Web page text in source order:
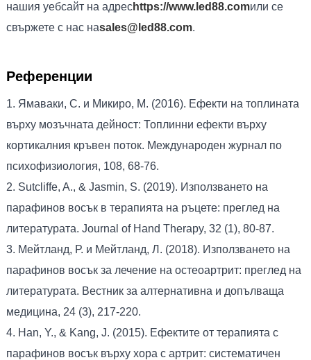
нашия уебсайт на адресhttps://www.led88.comили се
свържете с нас наsales@led88.com.
Референции
1. Ямаваки, С. и Микиро, М. (2016). Ефекти на топлината
върху мозъчната дейност: Топлинни ефекти върху
кортикалния кръвен поток. Международен журнал по
психофизиология, 108, 68-76.
2. Sutcliffe, A., & Jasmin, S. (2019). Използването на
парафинов восък в терапията на ръцете: преглед на
литературата. Journal of Hand Therapy, 32 (1), 80-87.
3. Мейтланд, Р. и Мейтланд, Л. (2018). Използването на
парафинов восък за лечение на остеоартрит: преглед на
литературата. Вестник за алтернативна и допълваща
медицина, 24 (3), 217-220.
4. Han, Y., & Kang, J. (2015). Ефектите от терапията с
парафинов восък върху хора с артрит: систематичен